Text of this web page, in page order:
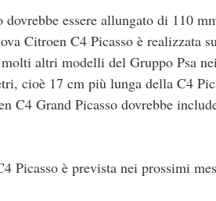
essere allungato di 110
Citroen C4 Picasso è realizzata
altri modelli del Gruppo Psa
cioè 17 cm più lunga della C4
C4 Grand Picasso dovrebbe
Picasso è prevista nei prossimi